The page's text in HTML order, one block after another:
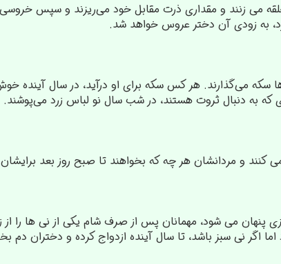
می زنند و مقداری ذرت مقابل خود می‌ریزند و سپس خروسی
به زودی آن دختر عروس خواهد شد.
سکه می‌گذارند. هر کس سکه برای او درآید، در سال آینده
به دنبال ثروت هستند، در شب سال نو لباس زرد می‌پوشند.
کنند و مردانشان هر چه که بخواهند تا صبح روز بعد
پنهان می شود، مهمانان پس از صرف شام یکی از نی ها را از
اما اگر نی سبز باشد، تا سال آینده ازدواج کرده و دختران